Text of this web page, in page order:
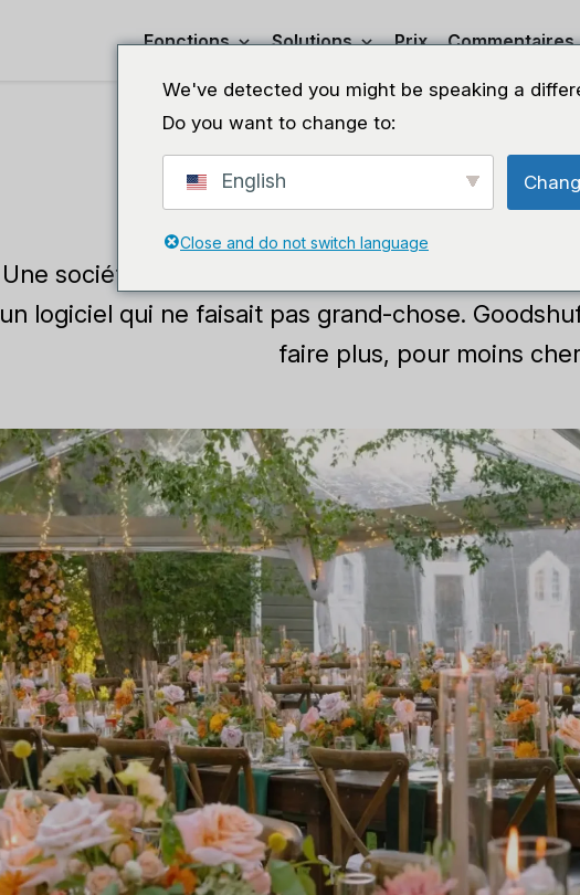
Fonctions Solutions Prix Commentaires
Total des
Une société de location d'événements de longue
un logiciel qui ne faisait pas grand-chose.
faire plus, pour moins
We've detected you might be speaking a
Do you want to change to:
English
Close and do not switch language